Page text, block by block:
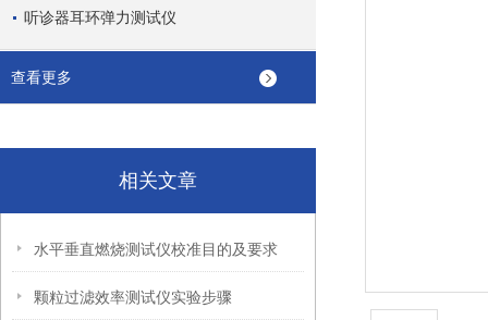
听诊器耳环弹力测试仪
查看更多
相关文章
水平垂直燃烧测试仪校准目的及要求
颗粒过滤效率测试仪实验步骤